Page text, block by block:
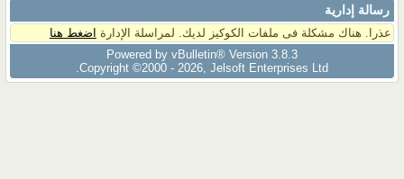
رسالة إدارية
عذرا. هناك مشكلة فى ملفات الكوكيز لديك. لمراسلة الإدارة اضغط هنا
Powered by vBulletin® Version 3.8.3
Copyright ©2000 - 2026, Jelsoft Enterprises Ltd.